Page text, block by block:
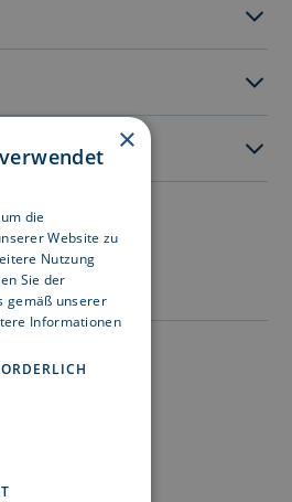
Impressum
×
die
Website zu
Nutzung
Sie der
gemäß unserer
Informationen